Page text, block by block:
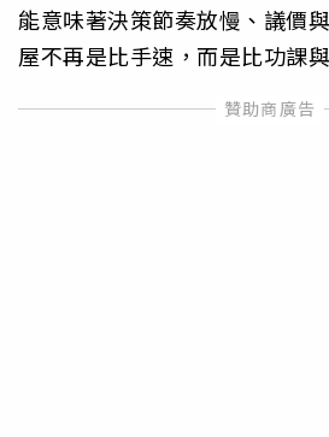
能意味著決策節奏放慢、議價
屋不再是比手速，而是比功課